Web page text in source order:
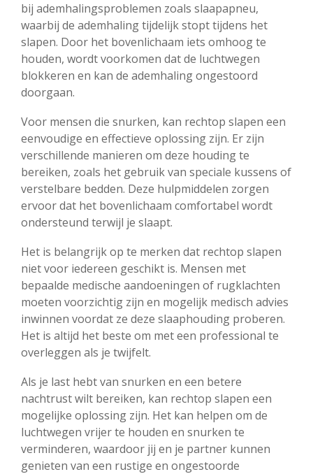
bij ademhalingsproblemen zoals slaapapneu,
waarbij de ademhaling tijdelijk stopt tijdens het
slapen. Door het bovenlichaam iets omhoog te
houden, wordt voorkomen dat de luchtwegen
blokkeren en kan de ademhaling ongestoord
doorgaan.
Voor mensen die snurken, kan rechtop slapen een
eenvoudige en effectieve oplossing zijn. Er zijn
verschillende manieren om deze houding te
bereiken, zoals het gebruik van speciale kussens of
verstelbare bedden. Deze hulpmiddelen zorgen
ervoor dat het bovenlichaam comfortabel wordt
ondersteund terwijl je slaapt.
Het is belangrijk op te merken dat rechtop slapen
niet voor iedereen geschikt is. Mensen met
bepaalde medische aandoeningen of rugklachten
moeten voorzichtig zijn en mogelijk medisch advies
inwinnen voordat ze deze slaaphouding proberen.
Het is altijd het beste om met een professional te
overleggen als je twijfelt.
Als je last hebt van snurken en een betere
nachtrust wilt bereiken, kan rechtop slapen een
mogelijke oplossing zijn. Het kan helpen om de
luchtwegen vrijer te houden en snurken te
verminderen, waardoor jij en je partner kunnen
genieten van een rustige en ongestoorde